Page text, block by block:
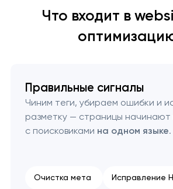
Что входит в
Правильные сигналы
Чиним теги, убираем ошибки и
разметку — страницы начинают
с поисковиками на одном языке.
Очистка мета Исправление